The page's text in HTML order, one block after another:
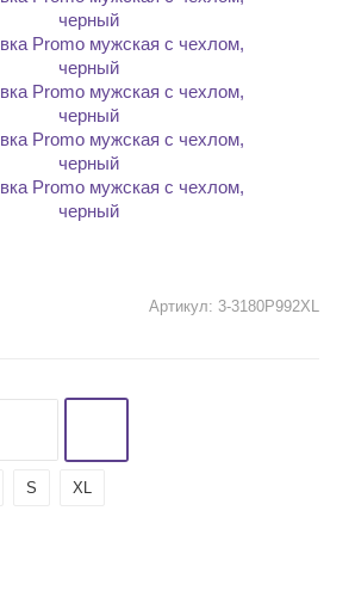
Артикул: 3-3180P992XL
S XL